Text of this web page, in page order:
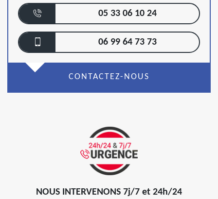
05 33 06 10 24
06 99 64 73 73
CONTACTEZ-NOUS
NOUS INTERVENONS 7j/7 et 24h/24